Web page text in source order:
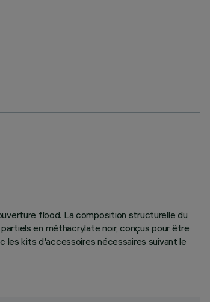
flood. La composition structurelle du
en méthacrylate noir, conçus pour être
kits d'accessoires nécessaires suivant le